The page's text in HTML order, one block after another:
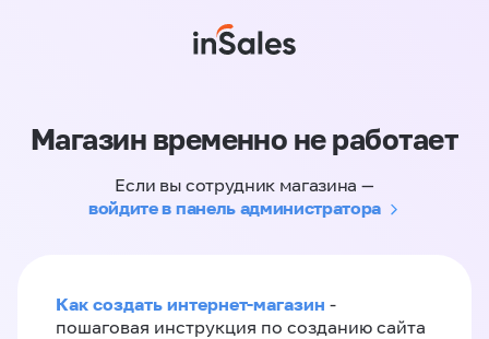
Магазин временно не работает
Если вы сотрудник магазина —
войдите в панель администратора
Как создать интернет-магазин -
пошаговая инструкция по созданию сайта